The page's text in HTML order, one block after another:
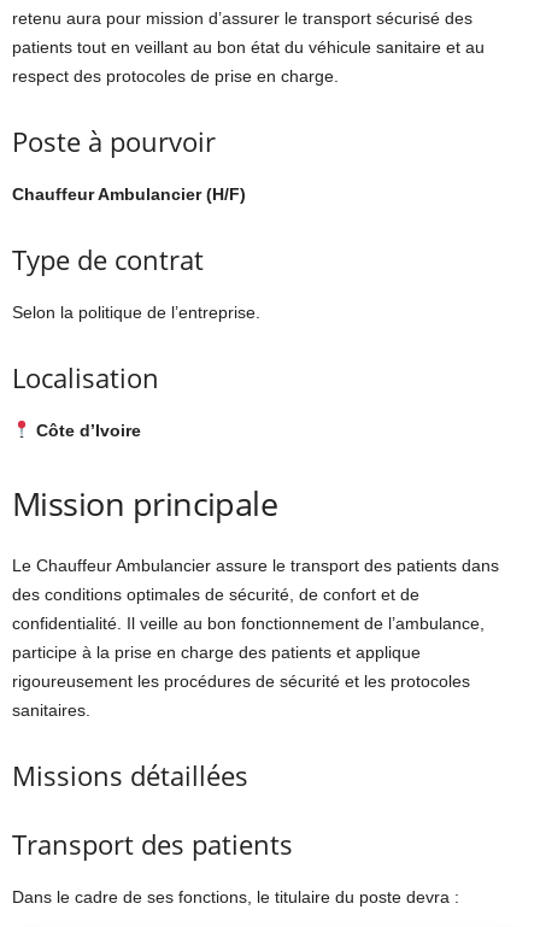
retenu aura pour mission d’assurer le transport sécurisé des
patients tout en veillant au bon état du véhicule sanitaire et au
respect des protocoles de prise en charge.
Poste à pourvoir
Chauffeur Ambulancier (H/F)
Type de contrat
Selon la politique de l’entreprise.
Localisation
Côte d’Ivoire
Mission principale
Le Chauffeur Ambulancier assure le transport des patients dans
des conditions optimales de sécurité, de confort et de
confidentialité. Il veille au bon fonctionnement de l’ambulance,
participe à la prise en charge des patients et applique
rigoureusement les procédures de sécurité et les protocoles
sanitaires.
Missions détaillées
Transport des patients
Dans le cadre de ses fonctions, le titulaire du poste devra :